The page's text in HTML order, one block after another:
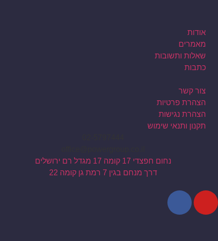
אודות
מאמרים
שאלות ותשובות
כתבות
צור קשר
הצהרת פרטיות
הצהרת נגישות
תקנון ותנאי שימוש
נחום חפצדי 17 קומה 17 מגדל רם ירושלים
דרך מנחם בגין 7 רמת גן קומה 22